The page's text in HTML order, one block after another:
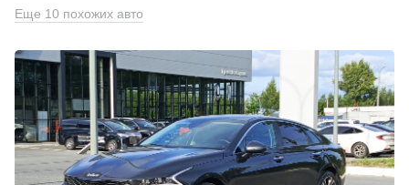
Еще 10 похожих авто